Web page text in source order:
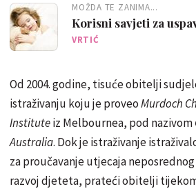
MOŽDA TE ZANIMA...
Korisni savjeti za
VRTIĆ
Od 2004. godine, tisuće obitelji
istraživanju koju je proveoMurdoch
Instituteiz Melbournea, pod nazivom
Australia. Dok je istraživanje
za proučavanje utjecaja
razvoj djeteta, prateći obitelji